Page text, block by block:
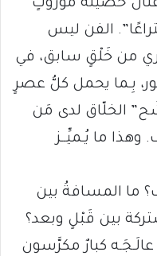
حصيلةُ موروثٍ
الفن ليس
من خَلْقٍ سابق، في
بِـما يحمل كلُّ عصرٍ
الخلّاق لدى مَن
وهذا ما يُـميِّــز
ما المسافةُ بين
بين قَبْلٍ وبعد؟
كبارٌ مكرَّسون